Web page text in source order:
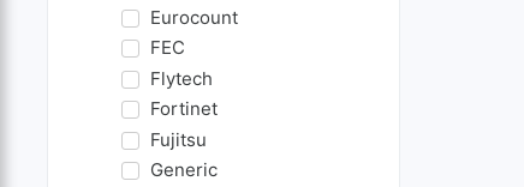
Eurocount
FEC
Flytech
Fortinet
Fujitsu
Generic